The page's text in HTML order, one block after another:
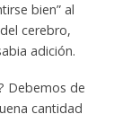
bien” al
cerebro,
adición.
Debemos de
cantidad